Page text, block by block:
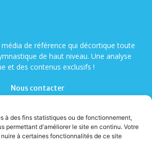
à des fins statistiques ou de fonctionnement,
permettant d'améliorer le site en continu. Votre
à certaines fonctionnalités de ce site
média de référence qui décortique toute
de haut niveau. Une analyse
et des contenus exclusifs !
Nous contacter